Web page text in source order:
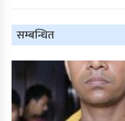
सम्बन्धित